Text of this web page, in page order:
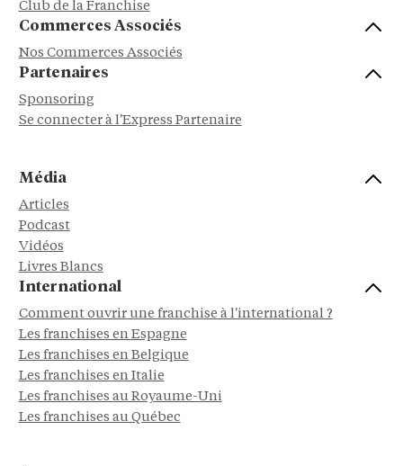
Club de la Franchise
Commerces Associés
Nos Commerces Associés
Partenaires
Sponsoring
Se connecter à l'Express Partenaire
Média
Articles
Podcast
Vidéos
Livres Blancs
International
Comment ouvrir une franchise à l'international ?
Les franchises en Espagne
Les franchises en Belgique
Les franchises en Italie
Les franchises au Royaume-Uni
Les franchises au Québec